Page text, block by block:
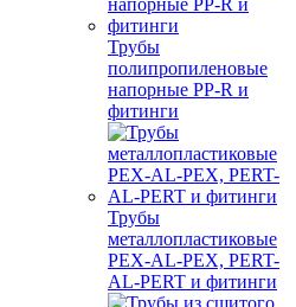
Трубы
полипропиленовые
напорные PP-R и
фитинги
Трубы
металлопластиковые
PEX-AL-PEX, PERT-
AL-PERT и фитинги